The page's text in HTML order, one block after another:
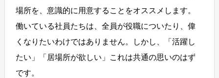
場所を、意識的に用意することをオススメします。
働いている社員たちは、全員が役職についたり、偉
くなりたいわけではありません。しかし、「活躍し
たい」「居場所が欲しい」これは共通の思いのはず
です。